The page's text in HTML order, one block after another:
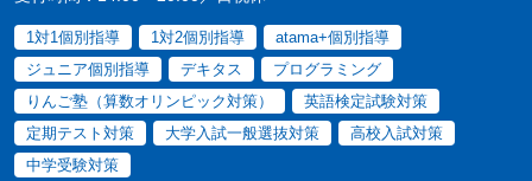
1対1個別指導 1対2個別指導
atama+個別指導
ジュニア個別指導
デキタス
プログラミング
りんご塾（算数オリンピック対策）
英語検定試験対策
定期テスト対策
大学入試一般選抜対策
高校入試対策
中学受験対策